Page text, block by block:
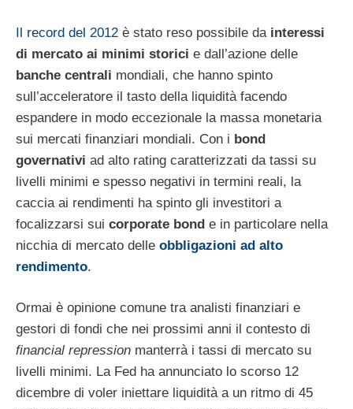
Il record del 2012 è stato reso possibile da interessi
di mercato ai minimi storici e dall’azione delle
banche centrali mondiali, che hanno spinto
sull’acceleratore il tasto della liquidità facendo
espandere in modo eccezionale la massa monetaria
sui mercati finanziari mondiali. Con i bond
governativi ad alto rating caratterizzati da tassi su
livelli minimi e spesso negativi in termini reali, la
caccia ai rendimenti ha spinto gli investitori a
focalizzarsi sui corporate bond e in particolare nella
nicchia di mercato delle obbligazioni ad alto
rendimento.
Ormai è opinione comune tra analisti finanziari e
gestori di fondi che nei prossimi anni il contesto di
financial repression manterrà i tassi di mercato su
livelli minimi. La Fed ha annunciato lo scorso 12
dicembre di voler iniettare liquidità a un ritmo di 45